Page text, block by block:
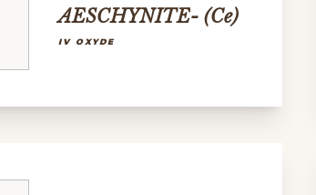
AESCHYNITE- (Ce)
IV OXYDE